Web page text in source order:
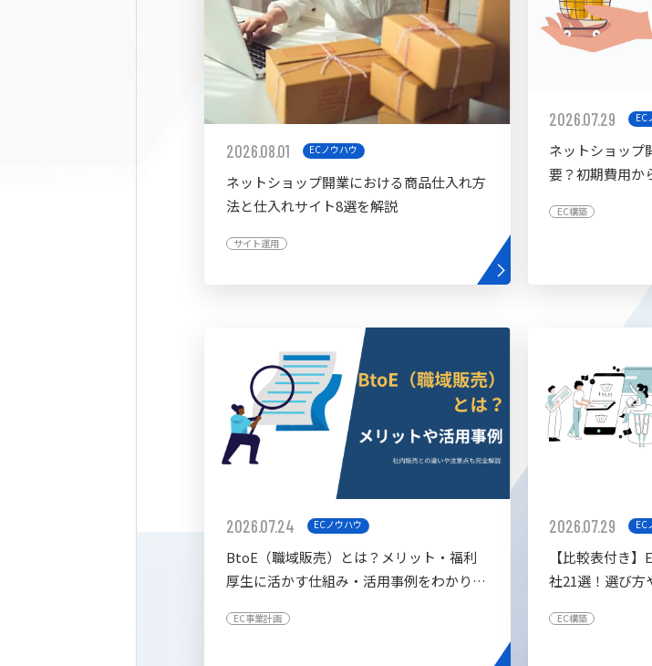
2026.08.01 ECノウハウ
ネットショップ開業における商品仕入れ方
法と仕入れサイト8選を解説
サイト運用
2026.07.29 EC
ネットショップ
要？初期費用か
EC構築
2026.07.24 ECノウハウ
BtoE（職域販売）とは？メリット・福利
厚生に活かす仕組み・活用事例をわかりや
EC事業計画
2026.07.29 EC
【比較表付き
社21選！選び方
EC構築